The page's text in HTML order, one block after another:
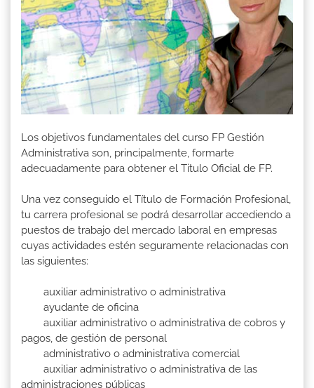
Los objetivos fundamentales del curso FP Gestión
Administrativa son, principalmente, formarte
adecuadamente para obtener el Titulo Oficial de FP.
Una vez conseguido el Título de Formación Profesional,
tu carrera profesional se podrá desarrollar accediendo a
puestos de trabajo del mercado laboral en empresas
cuyas actividades estén seguramente relacionadas con
las siguientes:
auxiliar administrativo o administrativa
ayudante de oficina
auxiliar administrativo o administrativa de cobros y
pagos, de gestión de personal
administrativo o administrativa comercial
auxiliar administrativo o administrativa de las
administraciones públicas